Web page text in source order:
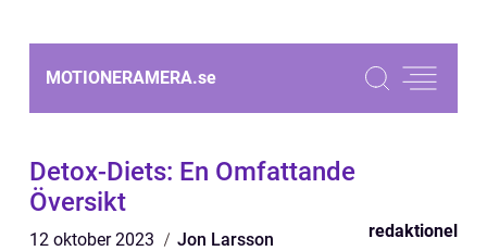
MOTIONERAMERA.se
Detox-Diets: En Omfattande
Översikt
12 oktober 2023 Jon Larsson redaktionel